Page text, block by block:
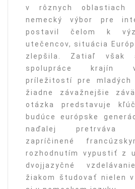
v rôznych oblastiach
nemecký výbor pre
postavil čelom k
utečencov, situácia
zlepšila. Zatiaľ však
spolupráce krajín
príležitostí pre mladých
žiadne závažnejšie
otázka predstavuje
budúce európske
naďalej pretrváva
zapríčinené
rozhodnutím vypustiť z
dvojjazyčné
žiakom študovať nielen